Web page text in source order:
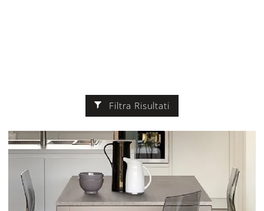
Filtra Risultati